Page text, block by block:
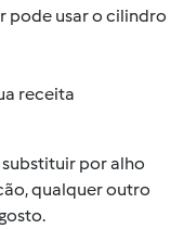
pode usar o cilindro
receita
por alho
qualquer outro